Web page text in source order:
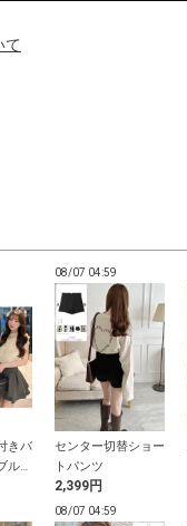
て
きバ
ルフ
08/07 04:59
センター切替ショー
トパンツ
2,399円
08/07 04:59